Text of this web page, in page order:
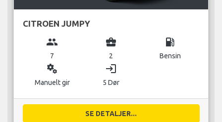
CITROEN JUMPY
group
7
business_center
2
local_gas_station
Bensin
miscellaneous_services
Manuelt gir
login
5 Dør
SE DETALJER...